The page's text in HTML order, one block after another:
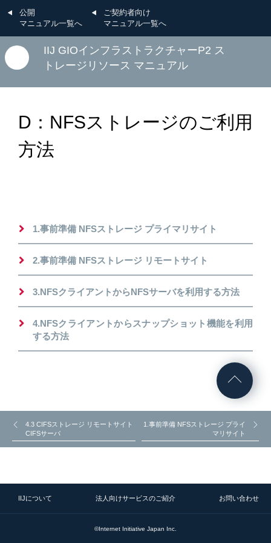
公開
マニュアル一覧へ
ご契約者向け
マニュアル一覧へ
IIJ GIOインフラストラクチャーP2 ス
トレージリソース マニュアル
D：NFSストレージのご利用
方法
1.事前準備 NFSストレージ プライマリサイト
2.事前準備 NFSストレージ リモートサイト
3.NFSクライアントからNFSサーバを利用する方法
4.NFSクライアントからスナップショット機能を利用
する方法
4.3 CIFSストレージ リモートサイト
CIFSサーバ
1.事前準備 NFSストレージ プライ
マリサイト
IIJについて 法人向けサービスのご紹介 お問い合わせ
©Internet Initiative Japan Inc.